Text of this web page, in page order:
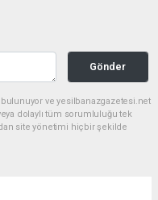
Gönder
bulunuyor ve yesilbanazgazetesi.net
dolaylı tüm sorumluluğu tek
site yönetimi hiçbir şekilde